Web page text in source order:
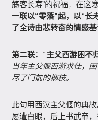
觞客长寿”的祝福，在这
一联以“零落”起，以“长
了全诗由悲转奋的情感基
第二联：“主父西游困不
当年主父偃西游求仕，
尽了门前的柳枝。
此句用西汉主父偃的典
屡遭白眼，后上书武帝